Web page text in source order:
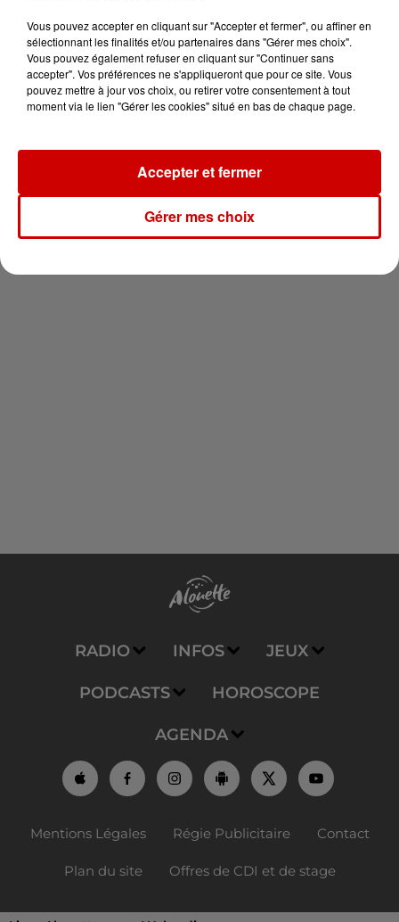
RADIO INFOS JEUX
PODCASTS HOROSCOPE
AGENDA
Mentions Légales Régie Publicitaire Contact
Plan du site Offres de CDI et de stage
Vous pouvez accepter en cliquant sur "Accepter et fermer", ou affiner en
sélectionnant les finalités et/ou partenaires dans "Gérer mes choix".
Vous pouvez également refuser en cliquant sur "Continuer sans
accepter". Vos préférences ne s'appliqueront que pour ce site. Vous
pouvez mettre à jour vos choix, ou retirer votre consentement à tout
moment via le lien "Gérer les cookies" situé en bas de chaque page.
Gérer mes choix
Accepter et fermer